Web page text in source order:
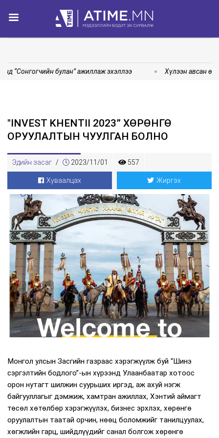
“Сонгогчийн булан” ажиллаж эхэллээ Хүлээн авсан
"INVEST KHENTII 2023” ХӨРӨНГӨ
ОРУУЛАЛТЫН ЧУУЛГАН БОЛНО
Эдийн засаг / 2023/11/01 557
Хуваалцах Жиргэх
Монгол улсын Засгийн газраас хэрэгжүүлж буй “Шинэ
сэргэлтийн бодлого”-ын хүрээнд Улаанбаатар хотоос
орон нутагт шилжин суурьших иргэд, аж ахуй нэгж
байгууллагыг дэмжиж, хамтран ажиллах, Хэнтий аймагт
төсөл хөтөлбөр хэрэгжүүлэх, бизнес эрхлэх, хөрөнгө
оруулалтын таатай орчин, нөөц боломжийг танилцуулах,
хөгжлийн гарц, шийдлүүдийг санал болгож хөрөнгө